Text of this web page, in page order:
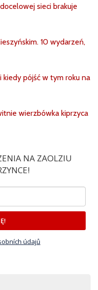
sieci brakuje
10 wydarzeń,
kiedy pójść w tym roku na
wierzbówka kiprzyca
NA ZAOLZIU
údajů